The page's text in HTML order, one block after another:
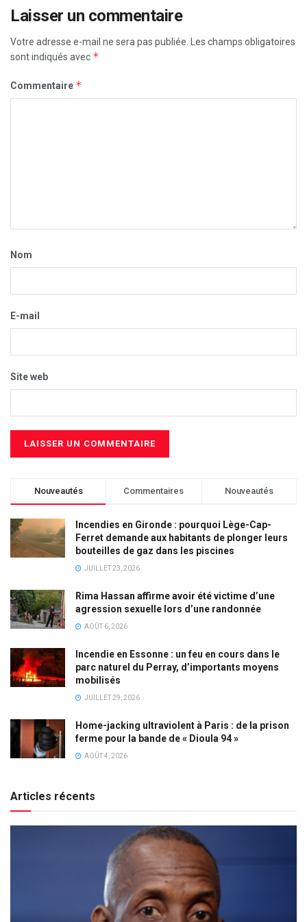
Laisser un commentaire
Votre adresse e-mail ne sera pas publiée.
Les champs obligatoires
sont indiqués avec *
Commentaire *
Nom
E-mail
Site web
Nouveautés Commentaires Nouveautés
Incendies en Gironde : pourquoi Lège-Cap-
Ferret demande aux habitants de plonger leurs
bouteilles de gaz dans les piscines
JUILLET 23, 2026
Rima Hassan affirme avoir été victime d’une
agression sexuelle lors d’une randonnée
AOÛT 6, 2026
Incendie en Essonne : un feu en cours dans le
parc naturel du Perray, d’importants moyens
mobilisés
JUILLET 29, 2026
Home-jacking ultraviolent à Paris : de la prison
ferme pour la bande de « Dioula 94 »
AOÛT 4, 2026
Articles récents